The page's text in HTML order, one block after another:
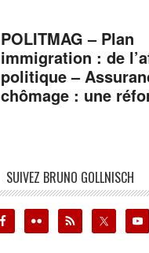
POLITMAG – Plan
immigration : de
politique –
chômage : une
SUIVEZ BRUNO GOLLNISCH